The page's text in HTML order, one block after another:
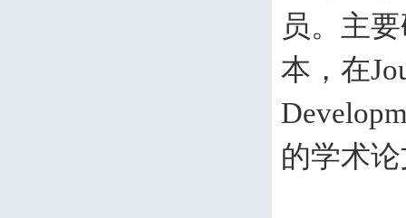
员。主
本，在
的学术